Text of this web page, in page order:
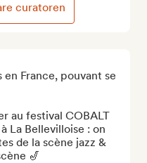
en France, pouvant se
au festival COBALT
La Bellevilloise : on
de la scène jazz &
🎷
curatoren